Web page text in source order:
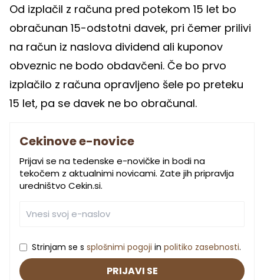
Od izplačil z računa pred potekom 15 let bo
obračunan 15-odstotni davek, pri čemer prilivi
na račun iz naslova dividend ali kuponov
obveznic ne bodo obdavčeni. Če bo prvo
izplačilo z računa opravljeno šele po preteku
15 let, pa se davek ne bo obračunal.
Cekinove e-novice
Prijavi se na tedenske e-novičke in bodi na
tekočem z aktualnimi novicami. Zate jih pripravlja
uredništvo Cekin.si.
Strinjam se s splošnimi pogoji in politiko zasebnosti.
PRIJAVI SE